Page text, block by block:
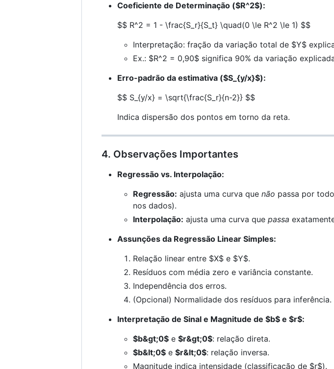
Coeficiente de Determinação ($R^2$):
$$ R^2 = 1 - \frac{S_r}{S_t} \quad(0 \le R^2 \le 1) $$
Interpretação: fração da variação total de $Y$
Ex.: $R^2 = 0,90$ significa 90% da variação
Erro-padrão da estimativa ($S_{y/x}$):
$$ S_{y/x} = \sqrt{\frac{S_r}{n-2}} $$
Indica dispersão dos pontos em torno da reta.
4. Observações Importantes
Regressão vs. Interpolação:
Regressão: ajusta uma curva que não passa por
nos dados).
Interpolação: ajusta uma curva que passa
Assunções da Regressão Linear Simples:
Relação linear entre $X$ e $Y$.
Resíduos com média zero e variância constante.
Independência dos erros.
(Opcional) Normalidade dos resíduos para inferência.
Interpretação de Sinal e Magnitude de $b$ e $r$:
$b&gt;0$ e $r&gt;0$: relação direta.
$b&lt;0$ e $r&lt;0$: relação inversa.
Magnitude indica intensidade (classificação de $r$).